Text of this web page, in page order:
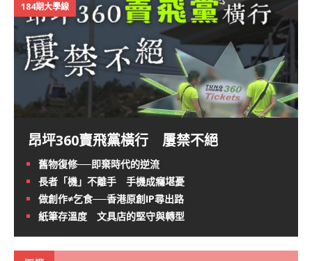
184期大學線
昂坪360賣飛黨橫行 屢禁不絕
舊物復修──即棄時代的逆流
長者「機」不離手 手機成癮堪憂
做創作≠乞食──香港原創IP尋出路
紙筆存溫度 文具店的堅守與轉型